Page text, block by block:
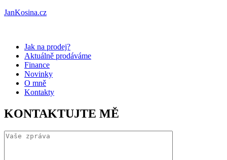
JanKosina.cz
Jak na prodej?
Aktuálně prodáváme
Finance
Novinky
O mně
Kontakty
KONTAKTUJTE MĚ